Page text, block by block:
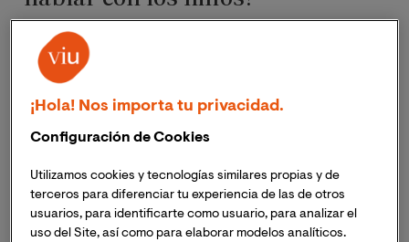
La pediatría no es solo tratar enfermedades, es
entender a la persona en desarrollo que es un niño. Una
mala comunicación puede generar desconfianza,
miedo a las consultas y falta de cooperación, lo que
dificulta un diagnóstico preciso y un tratamiento
Por otro lado, unacomunicación eficaz en pediatría
trae consigo múltiples beneficios:
¡Hola! Nos importa tu privacidad.
Configuración de Cookies
Utilizamos cookies y tecnologías similares propias y de
terceros para diferenciar tu experiencia de las de otros
usuarios, para identificarte como usuario, para analizar el
uso del Site, así como para elaborar modelos analíticos.